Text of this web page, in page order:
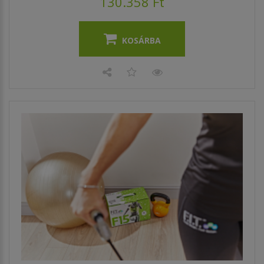
KOSÁRBA